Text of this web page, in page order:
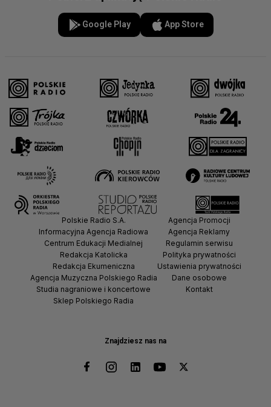
Google Play App Store
Znajdziesz nas na
Polskie Radio S.A.
Informacyjna Agencja Radiowa
Centrum Edukacji Medialnej
Redakcja Katolicka
Redakcja Ekumeniczna
Agencja Muzyczna Polskiego Radia
Studia nagraniowe i koncertowe
Sklep Polskiego Radia
Agencja Promocji
Agencja Reklamy
Regulamin serwisu
Polityka prywatności
Ustawienia prywatności
Dane osobowe
Kontakt